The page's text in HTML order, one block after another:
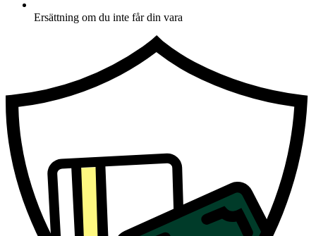
Ersättning om du inte får din vara